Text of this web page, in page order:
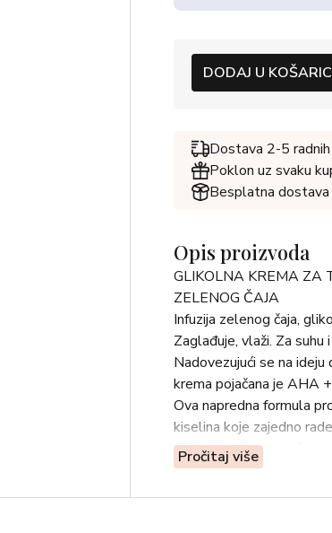
DODAJ U
Dostava 2-5 radnih
Poklon uz svaku
Besplatna
Opis proizvoda
GLIKOLNA KREMA ZA
ZELENOG ČAJA
Infuzija zelenog čaja,
Zaglađuje, vlaži. Za suhu
Nadovezujući se na
krema pojačana je AHA
Ova napredna formula
kiselina koje zajedno
Glikolna kiselina vlaži
hidratiziranom i
Pročitaj više